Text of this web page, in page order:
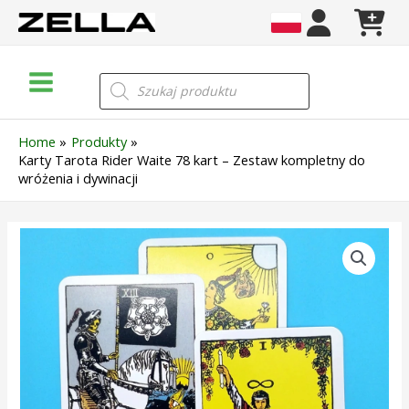
Skip
Menu
Wyszukiwarka
produktów
Home
Produkty
Karty Tarota Rider Waite 78 kart – Zestaw kompletny do
wróżenia i dywinacji
Tarota